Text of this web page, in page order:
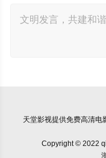
天堂影视提供免费高清电
Copyright © 2022